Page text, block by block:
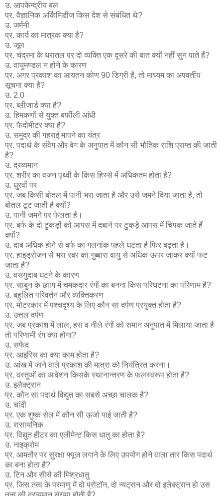
उ. आपकेन्द्रीय बल
प्र. वैज्ञानिक अर्किमिडीज किस देश से संबंधित थे?
उ. जर्मनी
प्र. कार्य का मात्रक क्या है?
उ. जूल
प्र. चंद्रमा के धरातल पर दो व्यक्ति एक दूसरे की बात क्यों नहीं सुन पाते हैं?
उ. वायुमण्डल न होने के कारण
प्र. अगर प्रकाश का आयतन कोण 90 डिग्री है, तो माध्यम का अपवर्तीय
सूचना क्या है?
उ. 2.0
प्र. ब्लीजार्ड क्या है?
उ. हिमकणों से युक्त बर्फीली आंधी
प्र. फैदोमीटर क्या है?
उ. समुद्र की गहराई मापने का यंत्र
प्र. पदार्थ के संवेग और वेग के अनुपात में कौन सी भौतिक राशि प्राप्त की जाती
है?
उ. द्रव्यमान
प्र. शरीर का वजन पृथ्वी के किस हिस्से में अधिकतम होता है?
उ. धु्रवों पर
प्र. जब किसी बोतल में पानी भरा जाता है और उसे जमने दिया जाता है, तो
बोतल टूट जाती है क्यों?
उ. पानी जमने पर फेलता है।
प्र. बर्फ के दो टुकड़ों को आपस में दबाने पर टुकड़े आपस में चिपक जाते हैं
क्यों?
उ. दाब अधिक होने से बर्फ का गलनांक पहले घटता है फिर बढ़ता है।
प्र. हाइड्रोजन से भरा रबर का गुब्बारा वायु से अधिक ऊपर जाकर क्यों फट
जाता है?
उ. वसयुदाब घटने के कारण
प्र. साबुन के छााग में चमकदार रंगों का बनना किस परिघटना का परिणाम है?
उ. बहुलित परिवर्तन और व्यक्तिकरण
प्र. मोटरकार में पश्चदृश्य के लिए कौन सा दर्पण प्रयुक्त होता है?
उ. उत्तल दर्पण
प्र. जब प्रकाश में लाल, हरा व नीले रंगों को समान अनुपात में मिलाया जाता है
तो परिणामी रंग क्या होगा?
उ. सफेद
प्र. आइरिस का क्या काम होता है?
उ. आंख में जाने वाले प्रकाश की मात्रा को नियंत्रित करना।
प्र. वस्तुओं का आवेशन किसके स्थानान्तरण के फलस्वरूप होता है?
उ. इलैक्ट्रान
प्र. कौन सा पदार्थ विद्युत का सबसे अच्छा चालक है?
उ. चांदी
प्र. एक शुष्क सेल में कौन सी ऊर्जा पाई जाती है?
उ. रासायनिक
प्र. विद्युत हीटर का एलीमेन्ट किस धातु का होता है?
उ. नाइक्रोम
प्र. आमतौर पर सुरक्षा फ्यूज लगाने के लिए उपयोग होने वाला तार किस पदार्थ
का बना होता है?
उ. टिन और सीसे की मिश्रधातु
प्र. जिस तत्व के परमाणु में दो प्रोटाॅन, दो न्यट्रान और दो इलेक्ट्रान हो उस